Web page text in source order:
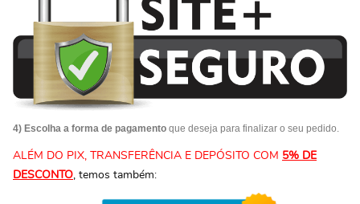
4) Escolha a forma de pagamento que deseja para finalizar o seu pedido.
ALÉM DO PIX, TRANSFERÊNCIA E DEPÓSITO COM 5% DE
DESCONTO, temos também: